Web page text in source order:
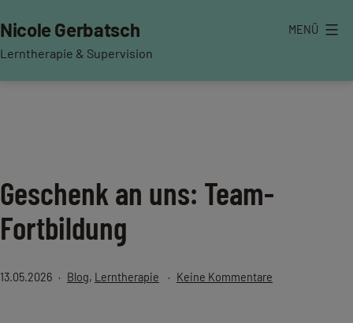
Inhalt
springen
Nicole Gerbatsch
Lerntherapie & Supervision
MENÜ
Geschenk an uns: Team-
Fortbildung
Veröffentlicht
13.05.2026
Kategorisiert
Blog, Lerntherapie Keine Kommentare